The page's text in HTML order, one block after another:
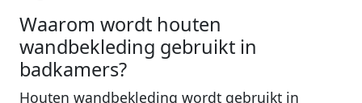
Waarom wordt houten
wandbekleding gebruikt in
badkamers?
Houten wandbekleding wordt gebruikt in